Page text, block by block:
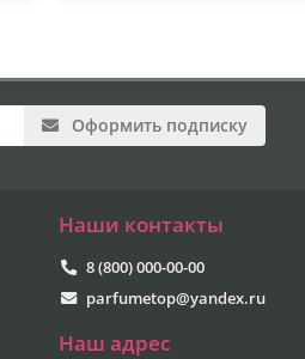
Оформить подписку
Наши контакты
8 (800) 000-00-00
parfumetop@yandex.ru
Наш адрес